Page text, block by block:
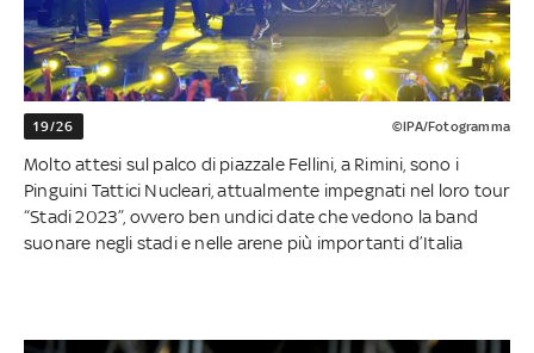
19/26 ©IPA/Fotogramma
Molto attesi sul palco di piazzale Fellini, a Rimini, sono i
Pinguini Tattici Nucleari, attualmente impegnati nel loro tour
“Stadi 2023”, ovvero ben undici date che vedono la band
suonare negli stadi e nelle arene più importanti d’Italia